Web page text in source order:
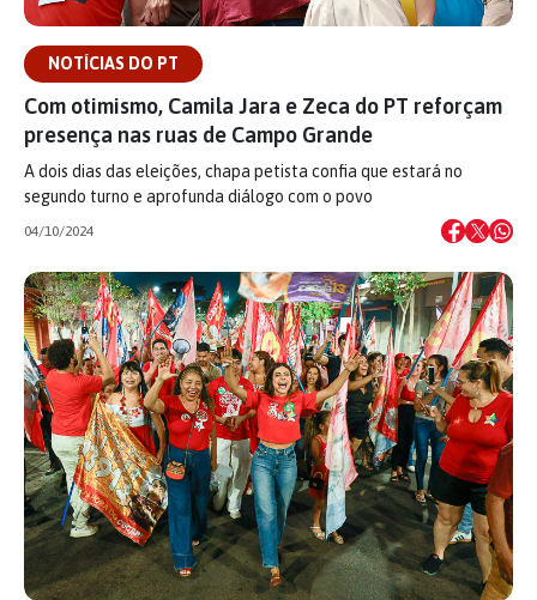
NOTÍCIAS DO PT
Com otimismo, Camila Jara e Zeca do PT reforçam
presença nas ruas de Campo Grande
A dois dias das eleições, chapa petista confia que estará no
segundo turno e aprofunda diálogo com o povo
04/10/2024